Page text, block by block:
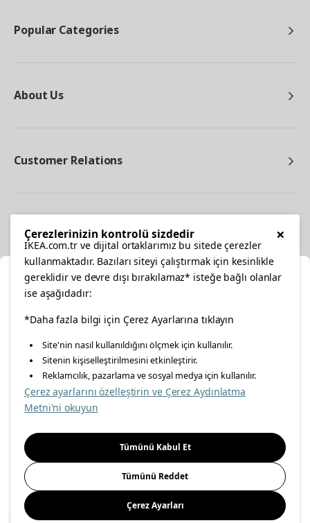
Popular Categories
About Us
Customer Relations
facebooktwitterinstagrampinterestyoutube
linkedin
Energy Policy Information Security Policy
Food Safety Policy
Important Notice Privacy Agreement Personal Data Protection
Cookie Policy
© Inter IKEA Systems B.V 1999-
Select Location
Please select to see the content specific to your delivery
location for your orders from Online Store.
Select a city first
Please select
Save
×
Çerezlerinizin kontrolü sizdedir
IKEA.com.tr ve dijital ortaklarımız bu sitede çerezler
kullanmaktadır. Bazıları siteyi çalıştırmak için kesinlikle
gereklidir ve devre dışı bırakılamaz* isteğe bağlı olanlar
ise aşağıdadır:
*Daha fazla bilgi için Çerez Ayarlarına tıklayın
Site'nin nasıl kullanıldığını ölçmek için kullanılır.
Sitenin kişiselleştirilmesini etkinleştirir.
Reklamcılık, pazarlama ve sosyal medya için kullanılır.
Çerez ayarlarını özelleştirin ve Çerez Aydınlatma
Metni'ni okuyun
Tümünü Kabul Et
Tümünü Reddet
Çerez Ayarları